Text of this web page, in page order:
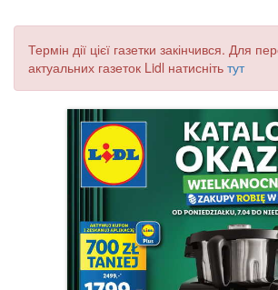
Термін дії цієї газетки закінчився. Для
актуальних газеток Lidl натисніть тут